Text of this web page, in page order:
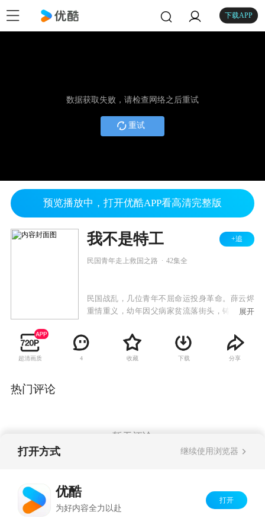
下载APP
数据获取失败，请检查网络之后重试
重试
预览播放中，打开优酷APP看高清完整版
我不是特工 +追
民国青年走上救国之路 42集全
民国战乱，几位青年不屈命运投身革命。薛云烬
重情重义，幼年因父病家贫流落街头，铸就极端
梅竹马。两人因灾祸失散，十年后重逢，薛云烬
被师傅蒙蔽陷害段思绮。段思绮被迫参加特工训
练营，不屈抗争后因母被绑妥协。毕业后段思绮
展开
超清画质 4 收藏 下载 分享
热门评论
暂无评论
打开方式 继续使用浏览器
优酷
为好内容全力以赴
打开